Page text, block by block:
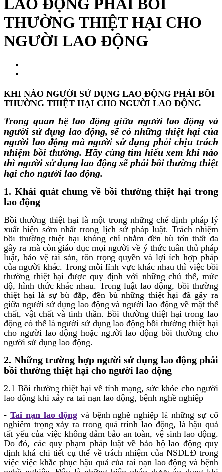
LAO ĐỘNG PHẢI BỒI
THƯỜNG THIỆT HẠI CHO
NGƯỜI LAO ĐỘNG
KHI NÀO NGƯỜI SỬ DỤNG LAO ĐỘNG PHẢI BỒI
THƯỜNG THIỆT HẠI CHO NGƯỜI LAO ĐỘNG
Trong quan hệ lao động giữa người lao động và
người sử dụng lao động, sẽ có những thiệt hại của
người lao động mà người sử dụng phải chịu trách
nhiệm bồi thường. Hãy cùng tìm hiểu xem khi nào
thì người sử dụng lao động sẽ phải bồi thường thiệt
hại cho người lao động.
1. Khái quát chung về bồi thường thiệt hại trong
lao động
Bồi thường thiệt hại là một trong những chế định pháp lý
xuất hiện sớm nhất trong lịch sử pháp luật. Trách nhiệm
bồi thường thiệt hại không chỉ nhằm đền bù tổn thất đã
gây ra mà còn giáo dục mọi người về ý thức tuân thủ pháp
luật, bảo vệ tài sản, tôn trọng quyền và lợi ích hợp pháp
của người khác. Trong mỗi lĩnh vực khác nhau thì việc bồi
thường thiệt hại được quy định với những chủ thể, mức
độ, hình thức khác nhau. Trong luật lao động, bồi thường
thiệt hại là sự bù đắp, đền bù những thiệt hại đã gây ra
giữa người sử dụng lao động và người lao động về mặt thể
chất, vật chất và tinh thần. Bồi thường thiệt hại trong lao
động có thể là người sử dụng lao động bồi thường thiệt hại
cho người lao động hoặc người lao động bồi thường cho
người sử dụng lao động.
2. Những trường hợp người sử dụng lao động phải
bồi thường thiệt hại cho người lao động
2.1 Bồi thường thiệt hại về tính mạng, sức khỏe cho người
lao động khi xảy ra tai nạn lao động, bệnh nghề nghiệp
- Tai nạn lao độngvà bệnh nghề nghiệp là những sự cố
nghiêm trọng xảy ra trong quá trình lao động, là hậu quả
tất yếu của việc không đảm bảo an toàn, vệ sinh lao động.
Do đó, các quy phạm pháp luật về bảo hộ lao động quy
định khá chi tiết cụ thể về trách nhiệm của NSDLĐ trong
việc việc khắc phục hậu quả của tai nạn lao động và bệnh